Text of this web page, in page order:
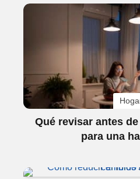
Qué revisar antes
para una